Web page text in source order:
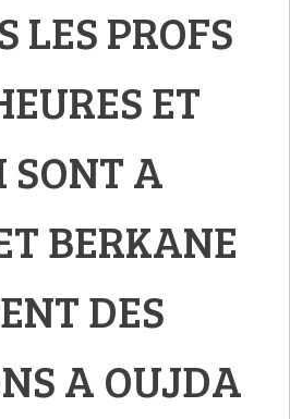
LES PROFS
ET
SONT A
BERKANE
DES
A OUJDA